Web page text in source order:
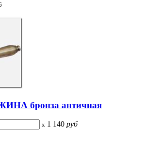
бронза античная
x 1 140 руб